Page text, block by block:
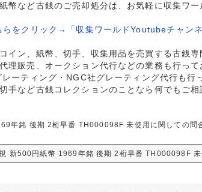
幣など古銭のご売却処分は、お気軽に収集ワー
らをクリック→「収集ワールドYoutubeチャン
イン、紙幣、切手、収集用品を売買する古銭専
理販売、オークション代行などの業務も行って
ーティング・NGC社グレーティング代行も行
手など古銭コレクションのことなら何でもご相
年銘 後期 2桁早番 TH000098F 未使用に関しての問
新500円紙幣 1969年銘 後期 2桁早番 TH000098F 未